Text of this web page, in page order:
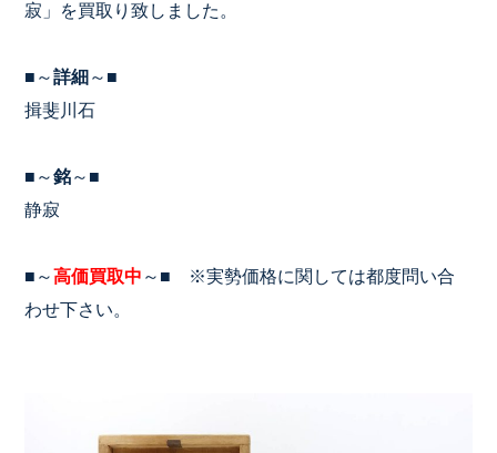
寂」を買取り致しました。
■～詳細 ～■
揖斐川石
■～銘～■
静寂
■～ 高価買取中 ～■ ※実勢価格に関しては都度問い合
わせ下さい。